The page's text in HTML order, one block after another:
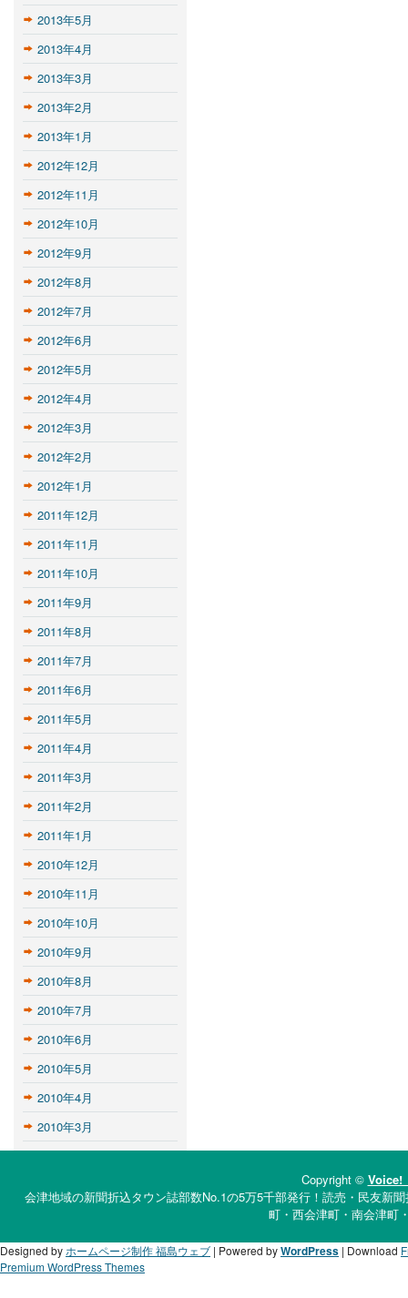
2013年5月
2013年4月
2013年3月
2013年2月
2013年1月
2012年12月
2012年11月
2012年10月
2012年9月
2012年8月
2012年7月
2012年6月
2012年5月
2012年4月
2012年3月
2012年2月
2012年1月
2011年12月
2011年11月
2011年10月
2011年9月
2011年8月
2011年7月
2011年6月
2011年5月
2011年4月
2011年3月
2011年2月
2011年1月
2010年12月
2010年11月
2010年10月
2010年9月
2010年8月
2010年7月
2010年6月
2010年5月
2010年4月
2010年3月
Copyright © Voice!
会津地域の新聞折込タウン誌部数No.1の5万5千部発行！読売・民友新
町・西会津町・南会津町
Designed by ホームページ制作 福島ウェブ | Powered byWordPress | Download
Premium WordPress Themes